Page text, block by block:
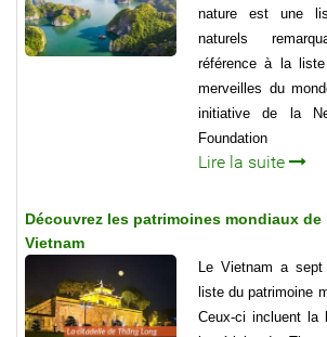
nature est une
naturels
référence à la
merveilles du
initiative de la
Foundation
Lire la suite
Découvrez les patrimoines mondiaux de
Vietnam
Le Vietnam a
liste du patrimoine
Ceux-ci incluent la